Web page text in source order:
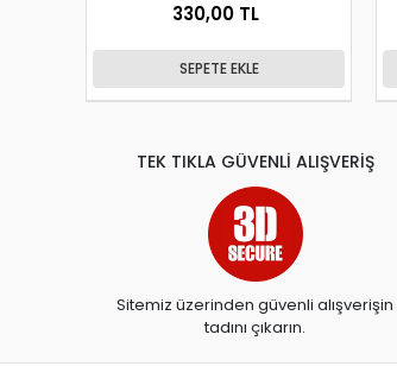
330,00 TL
SEPETE EKLE
TEK TIKLA GÜVENLİ ALIŞVERİŞ
Sitemiz üzerinden güvenli alışverişin
tadını çıkarın.